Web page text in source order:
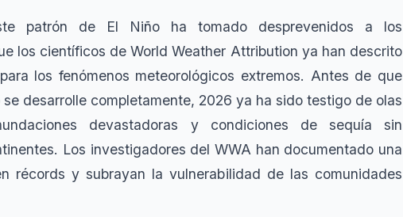
patrón de El Niño ha tomado desprevenidos a los
los científicos de World Weather Attribution ya han descrito
los fenómenos meteorológicos extremos. Antes de que
desarrolle completamente, 2026 ya ha sido testigo de olas
devastadoras y condiciones de sequía sin
Los investigadores del WWA han documentado una
récords y subrayan la vulnerabilidad de las comunidades